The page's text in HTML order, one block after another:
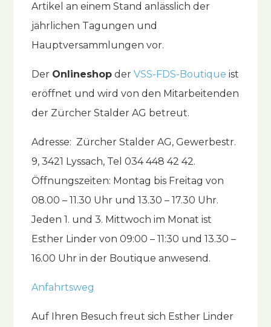
Artikel an einem Stand anlässlich der
jährlichen Tagungen und
Hauptversammlungen vor.
Der Onlineshop derVSS-FDS-Boutique ist
eröffnet und wird von den Mitarbeitenden
der Zürcher Stalder AG betreut.
Adresse: Zürcher Stalder AG, Gewerbestr.
9, 3421 Lyssach, Tel 034 448 42 42.
Öffnungszeiten: Montag bis Freitag von
08.00 – 11.30 Uhr und 13.30 – 17.30 Uhr.
Jeden 1. und 3. Mittwoch im Monat ist
Esther Linder von 09:00 – 11:30 und 13.30 –
16.00 Uhr in der Boutique anwesend.
Anfahrtsweg
Auf Ihren Besuch freut sich Esther Linder